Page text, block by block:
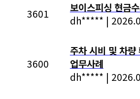
3601
보이스피싱 현금
dh***** |
3600
주차 시비 및 차
업무사례
dh***** |